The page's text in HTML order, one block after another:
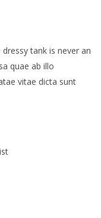
tank is never an
quae ab illo
vitae dicta sunt